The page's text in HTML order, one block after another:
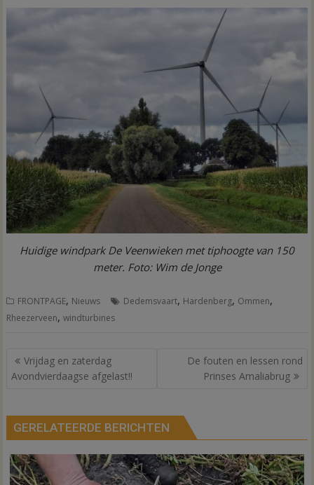
Huidige windpark De Veenwieken met tiphoogte van 150
meter. Foto: Wim de Jonge
FRONTPAGE, Nieuws Dedemsvaart, Hardenberg, Ommen,
Rheezerveen,windturbines
Bericht
navigatie
Vrijdag en zaterdag
Avondvierdaagse afgelast!!
De fouten en lessen rond
Prinses Amaliabrug
GERELATEERDE BERICHTEN